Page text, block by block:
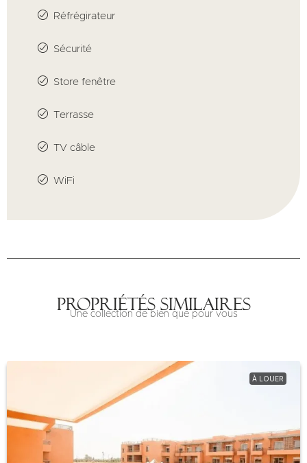
Réfrégirateur
Sécurité
Store fenêtre
Terrasse
TV câble
WiFi
Propriétés similaires
Une collection de bien que pour vous
À LOUER